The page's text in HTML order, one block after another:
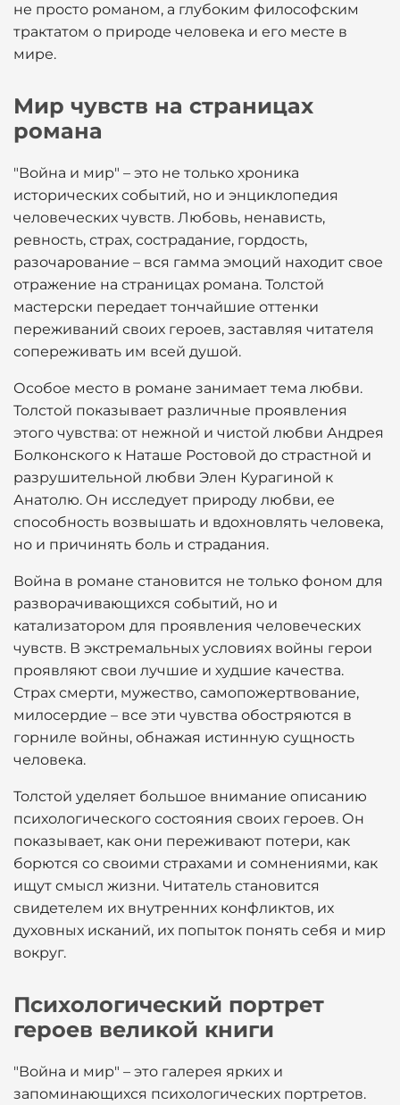
не просто романом, а глубоким философским
трактатом о природе человека и его месте в
мире.
Мир чувств на страницах
романа
"Война и мир" – это не только хроника
исторических событий, но и энциклопедия
человеческих чувств. Любовь, ненависть,
ревность, страх, сострадание, гордость,
разочарование – вся гамма эмоций находит свое
отражение на страницах романа. Толстой
мастерски передает тончайшие оттенки
переживаний своих героев, заставляя читателя
сопереживать им всей душой.
Особое место в романе занимает тема любви.
Толстой показывает различные проявления
этого чувства: от нежной и чистой любви Андрея
Болконского к Наташе Ростовой до страстной и
разрушительной любви Элен Курагиной к
Анатолю. Он исследует природу любви, ее
способность возвышать и вдохновлять человека,
но и причинять боль и страдания.
Война в романе становится не только фоном для
разворачивающихся событий, но и
катализатором для проявления человеческих
чувств. В экстремальных условиях войны герои
проявляют свои лучшие и худшие качества.
Страх смерти, мужество, самопожертвование,
милосердие – все эти чувства обостряются в
горниле войны, обнажая истинную сущность
человека.
Толстой уделяет большое внимание описанию
психологического состояния своих героев. Он
показывает, как они переживают потери, как
борются со своими страхами и сомнениями, как
ищут смысл жизни. Читатель становится
свидетелем их внутренних конфликтов, их
духовных исканий, их попыток понять себя и мир
вокруг.
Психологический портрет
героев великой книги
"Война и мир" – это галерея ярких и
запоминающихся психологических портретов.